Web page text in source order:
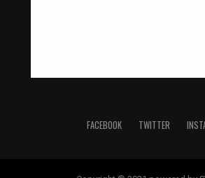
FACEBOOK TWITTER